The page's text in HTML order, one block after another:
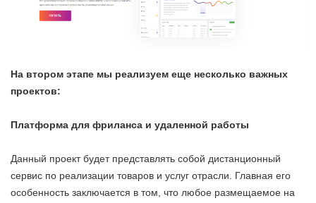
На втором этапе мы реализуем еще несколько важных
проектов:
Платформа для фриланса и удаленной работы
Данный проект будет представлять собой дистанционный
сервис по реализации товаров и услуг отрасли. Главная его
особенность заключается в том, что любое размещаемое на